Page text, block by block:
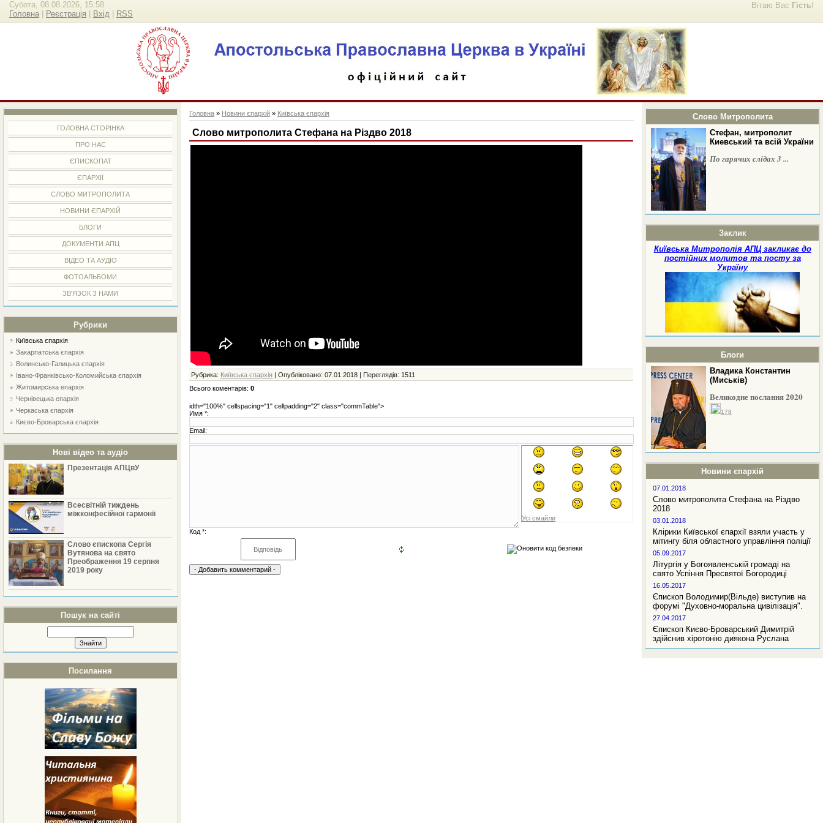
Вітаю Вас Гість!
Субота, 08.08.2026, 15:58
Головна
Реєстрація Вхід RSS
ГОЛОВНА СТОРІНКА
ПРО НАС
ЄПИСКОПАТ
ЄПАРХІЇ
СЛОВО МИТРОПОЛИТА
НОВИНИ ЄПАРХІЙ
БЛОГИ
ДОКУМЕНТИ АПЦ
ВІДЕО ТА АУДІО
ФОТОАЛЬБОМИ
ЗВ'ЯЗОК З НАМИ
Рубрики
Київська єпархія
Закарпатська єпархія
Волинсько-Галицька єпархія
Івано-Франківсько-Коломийська єпархія
Житомирська епархія
Чернівецька епархія
Черкаська єпархія
Києво-Броварська єпархія
Нові відео та аудіо
Презентація АПЦвУ
Всесвітній тиждень
міжконфесійної гармонії
Слово єпископа Сергія
Вутянова на свято
Преображення 19 серпня
2019 року
Пошук на сайті
Посилання
Слово Митрополита
Стефан, митрополит
Киевський та всій України
По гарячих слідах 3 ...
Заклик
Київська Митрополія АПЦ закликає до
постійних молитов та посту за
Україну
Блоги
Владика Константин
(Миськів)
Великодне послання 2020
178
Новини єпархій
07.01.2018
Слово митрополита Стефана на Різдво
2018
03.01.2018
Клірики Київської єпархії взяли участь у
мітингу біля областного управління поліції
05.09.2017
Літургія у Богоявленській громаді на
свято Успіння Пресвятої Богородиці
16.05.2017
Єпископ Володимир(Вільде) виступив на
форумі "Духовно-моральна цивілізація".
27.04.2017
Єпископ Києво-Броварський Димитрій
здійснив хіротонію диякона Руслана
Головна » Новини єпархій » Київська єпархія
Слово митрополита Стефана на Різдво 2018
Рубрика: Київська єпархія | Опубліковано: 07.01.2018 | Переглядів: 1511
Всього коментарів:0
idth="100%" cellspacing="1" cellpadding="2" class="commTable">
Имя *:
Email:
Усі смайли
Код *: